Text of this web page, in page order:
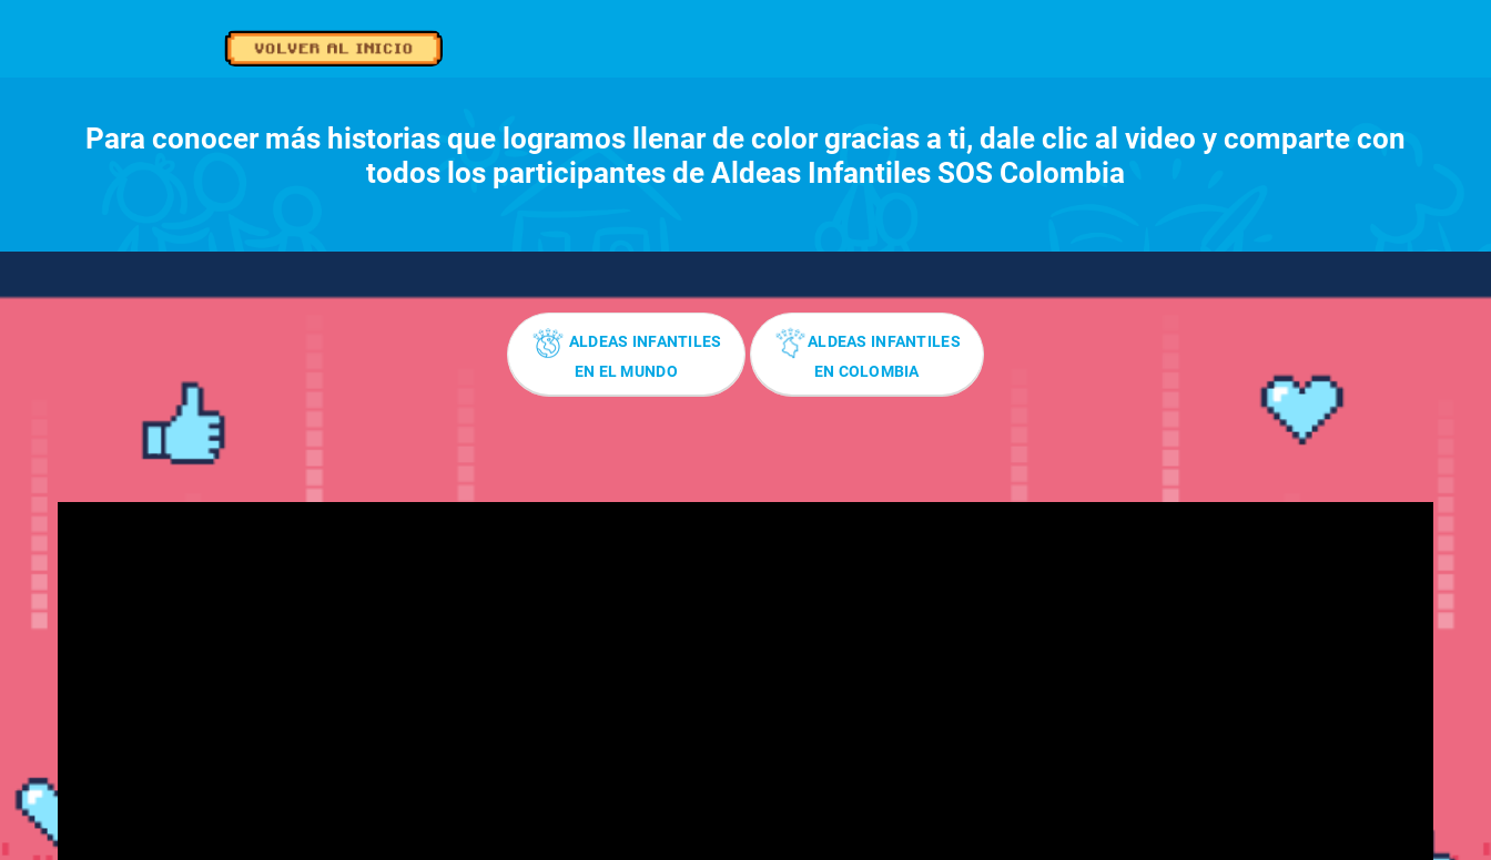
Para conocer más historias que logramos llenar de color gracias a ti, dale clic al video y comparte con
todos los participantes de Aldeas Infantiles SOS Colombia
ALDEAS INFANTILES
EN EL MUNDO
ALDEAS INFANTILES
EN COLOMBIA